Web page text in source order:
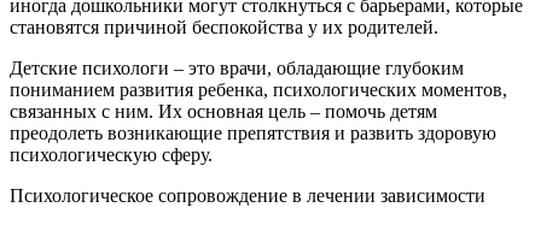
иногда дошкольники могут столкнуться с барьерами, которые
становятся причиной беспокойства у их родителей.
Детские психологи – это врачи, обладающие глубоким
пониманием развития ребенка, психологических моментов,
связанных с ним. Их основная цель – помочь детям
преодолеть возникающие препятствия и развить здоровую
психологическую сферу.
Психологическое сопровождение в лечении зависимости